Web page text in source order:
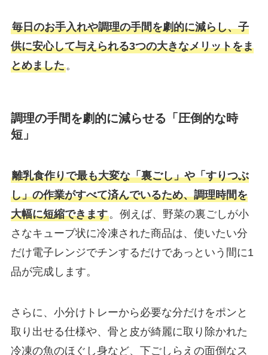
毎日のお手入れや調理の手間を劇的に減らし、子
供に安心して与えられる3つの大きなメリットをま
とめました。
調理の手間を劇的に減らせる「圧倒的な時
短」
離乳食作りで最も大変な「裏ごし」や「すりつぶ
し」の作業がすべて済んでいるため、調理時間を
大幅に短縮できます。例えば、野菜の裏ごしが小
さなキューブ状に冷凍された商品は、使いたい分
だけ電子レンジでチンするだけであっという間に1
品が完成します。
さらに、小分けトレーから必要な分だけをポンと
取り出せる仕様や、骨と皮が綺麗に取り除かれた
冷凍の魚のほぐし身など、下ごしらえの面倒なス